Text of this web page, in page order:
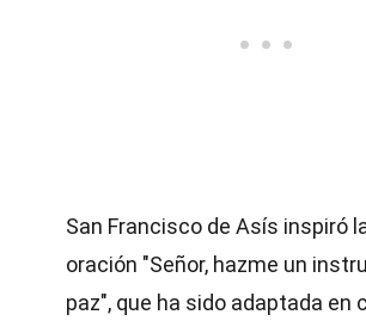
San Francisco de Asís inspiró
oración "Señor, hazme un
paz", que ha sido adaptada en